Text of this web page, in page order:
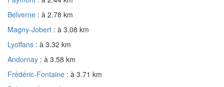
Belverne : à 2.78 km
Magny-Jobert : à 3.08 km
Lyoffans : à 3.32 km
Andornay : à 3.58 km
Frédéric-Fontaine : à 3.71 km